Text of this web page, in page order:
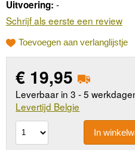
Uitvoering: -
Schrijf als eerste een review
Toevoegen aan verlanglijstje
€ 19,95
Leverbaar in 3 - 5
Levertijd Belgie
In